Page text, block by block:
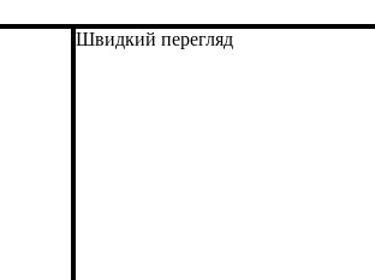
Швидкий перегляд